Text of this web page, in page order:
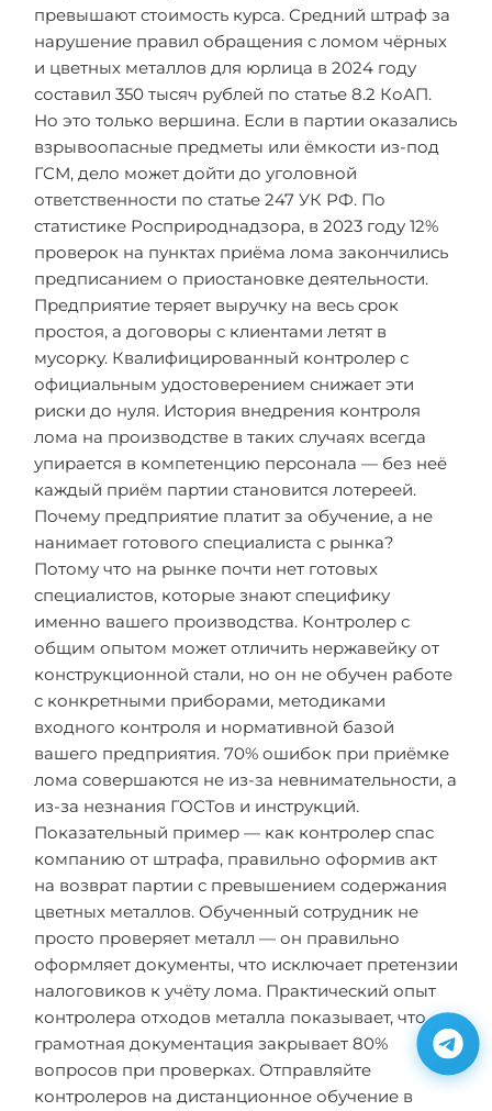
превышают стоимость курса. Средний штраф за
нарушение правил обращения с ломом чёрных
и цветных металлов для юрлица в 2024 году
составил 350 тысяч рублей по статье 8.2 КоАП.
Но это только вершина. Если в партии оказались
взрывоопасные предметы или ёмкости из-под
ГСМ, дело может дойти до уголовной
ответственности по статье 247 УК РФ. По
статистике Росприроднадзора, в 2023 году 12%
проверок на пунктах приёма лома закончились
предписанием о приостановке деятельности.
Предприятие теряет выручку на весь срок
простоя, а договоры с клиентами летят в
мусорку. Квалифицированный контролер с
официальным удостоверением снижает эти
риски до нуля. История внедрения контроля
лома на производстве в таких случаях всегда
упирается в компетенцию персонала — без неё
каждый приём партии становится лотереей.
Почему предприятие платит за обучение, а не
нанимает готового специалиста с рынка?
Потому что на рынке почти нет готовых
специалистов, которые знают специфику
именно вашего производства. Контролер с
общим опытом может отличить нержавейку от
конструкционной стали, но он не обучен работе
с конкретными приборами, методиками
входного контроля и нормативной базой
вашего предприятия. 70% ошибок при приёмке
лома совершаются не из-за невнимательности, а
из-за незнания ГОСТов и инструкций.
Показательный пример — как контролер спас
компанию от штрафа, правильно оформив акт
на возврат партии с превышением содержания
цветных металлов. Обученный сотрудник не
просто проверяет металл — он правильно
оформляет документы, что исключает претензии
налоговиков к учёту лома. Практический опыт
контролера отходов металла показывает, что
грамотная документация закрывает 80%
вопросов при проверках. Отправляйте
контролеров на дистанционное обучение в